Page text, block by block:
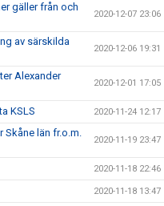
gäller från och
2020-12-07 23:06
av särskilda
2020-12-06 19:31
Alexander
2020-12-01 17:05
KSLS 2020-11-24 12:17
Skåne län fr.o.m.
2020-11-19 23:47
2020-11-18 22:46
2020-11-18 13:47